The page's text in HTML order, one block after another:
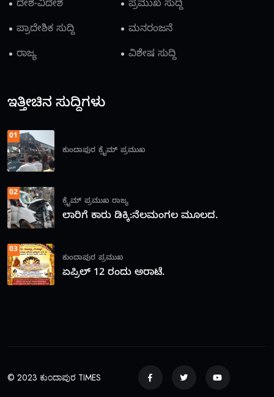
ದೇಶ-ವಿದೇಶ
ಪ್ರಮುಖ ಸುದ್ದಿ
ಪ್ರಾದೇಶಿಕ ಸುದ್ದಿ
ಮನರಂಜನೆ
ರಾಜ್ಯ
ವಿಶೇಷ ಸುದ್ದಿ
ಇತ್ತೀಚಿನ ಸುದ್ದಿಗಳು
01
ಕುಂದಾಪುರ ಕ್ರೈಮ್ ಪ್ರಮುಖ
02
ಕ್ರೈಮ್ ಪ್ರಮುಖ ರಾಜ್ಯ
ಲಾರಿಗೆ ಕಾರು ಡಿಕ್ಕಿ:ನೆಲಮಂಗಲ ಮೂಲದ.
03
ಕುಂದಾಪುರ ಪ್ರಮುಖ
ಏಪ್ರಿಲ್ 12 ರಂದು ಅರಾಟೆ.
© 2023 ಕುಂದಾಪುರ TIMES